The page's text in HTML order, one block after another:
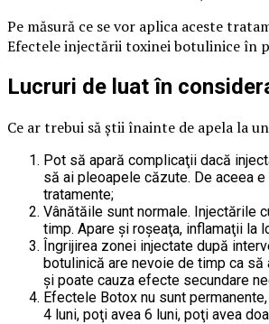
Pe măsură ce se vor aplica aceste
Efectele injectării toxinei botulinice în
Lucruri de luat în
Ce ar trebui să ştii înainte de apela la
Pot să apară complicaţii dacă
să ai pleoapele căzute. De aceea
tratamente;
Vânătăile sunt normale. Injectările
timp. Apare şi roşeaţa, inflamaţii la
Îngrijirea zonei injectate după
botulinică are nevoie de timp ca
şi poate cauza efecte secundare
Efectele Botox nu sunt
4 luni, poţi avea 6 luni, poţi avea